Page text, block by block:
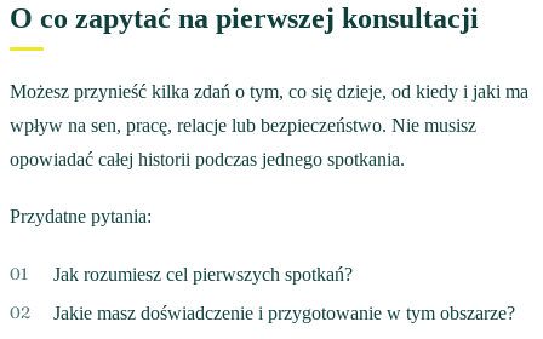
O co zapytać na pierwszej konsultacji
Możesz przynieść kilka zdań o tym, co się dzieje, od kiedy i jaki ma
wpływ na sen, pracę, relacje lub bezpieczeństwo. Nie musisz
opowiadać całej historii podczas jednego spotkania.
Przydatne pytania:
Jak rozumiesz cel pierwszych spotkań?
Jakie masz doświadczenie i przygotowanie w tym obszarze?